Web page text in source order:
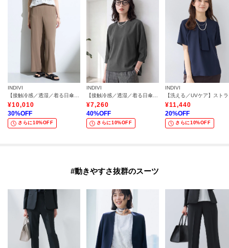
INDIVI
【接触冷感／透湿／着る日傘】イージーワイドパンツ
¥10,010
30%OFF
さらに10%OFF
INDIVI
【接触冷感／透湿／着る日傘】ドルマントップス
¥7,260
40%OFF
さらに10%OFF
INDIVI
¥11,440
20%OFF
さらに10%OFF
#動きやすさ抜群のスーツ